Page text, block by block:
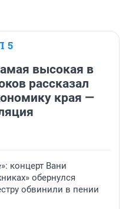
5
высокая в
рассказал
края —
концерт Вани
обернулся
обвинили в пении